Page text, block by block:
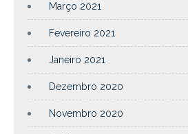
Março 2021
Fevereiro 2021
Janeiro 2021
Dezembro 2020
Novembro 2020